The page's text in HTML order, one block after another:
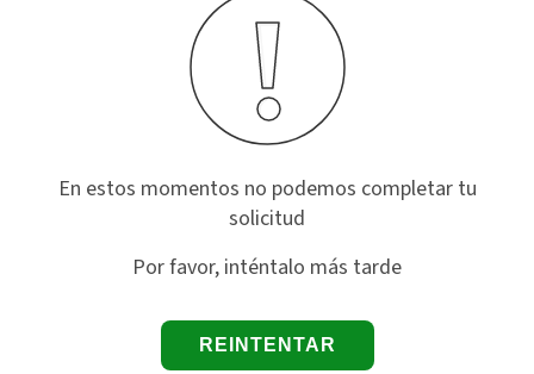
En estos momentos no podemos completar tu
solicitud
Por favor, inténtalo más tarde
REINTENTAR